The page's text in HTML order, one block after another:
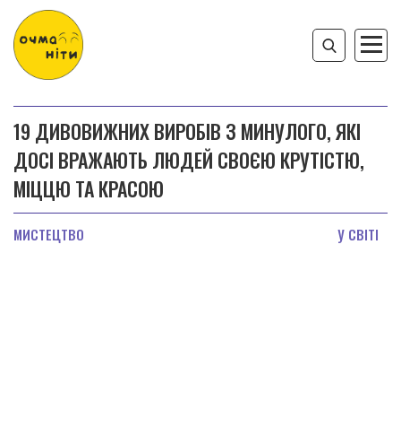
19 ДИВОВИЖНИХ ВИРОБІВ З МИНУЛОГО, ЯКІ
ДОСІ ВРАЖАЮТЬ ЛЮДЕЙ СВОЄЮ КРУТІСТЮ,
МІЦЦЮ ТА КРАСОЮ
МИСТЕЦТВО У СВІТІ